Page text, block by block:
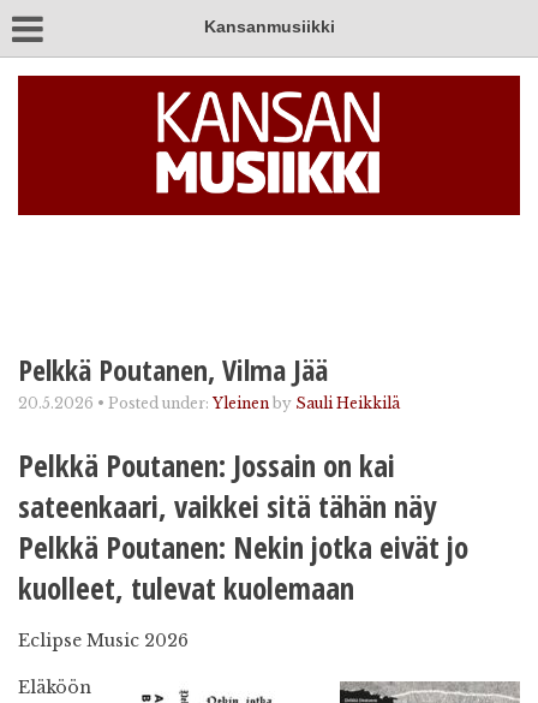
Kansanmusiikki
Pelkkä Poutanen, Vilma Jää
20.5.2026 • Posted under: Yleinen by Sauli Heikkilä
Pelkkä Poutanen: Jossain on kai
sateenkaari, vaikkei sitä tähän näy
Pelkkä Poutanen: Nekin jotka eivät jo
kuolleet, tulevat kuolemaan
Eclipse Music 2026
Eläköön